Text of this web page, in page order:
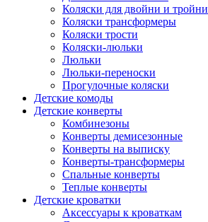
Коляски для двойни и тройни
Коляски трансформеры
Коляски трости
Коляски-люльки
Люльки
Люльки-переноски
Прогулочные коляски
Детские комоды
Детские конверты
Комбинезоны
Конверты демисезонные
Конверты на выписку
Конверты-трансформеры
Спальные конверты
Теплые конверты
Детские кроватки
Аксессуары к кроваткам